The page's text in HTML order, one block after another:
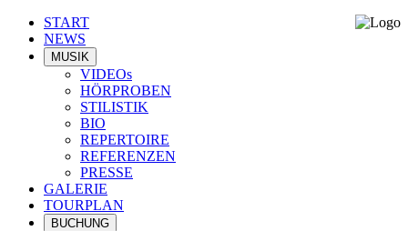
START
NEWS
MUSIK
VIDEOs
HÖRPROBEN
STILISTIK
BIO
REPERTOIRE
REFERENZEN
PRESSE
GALERIE
TOURPLAN
BUCHUNG